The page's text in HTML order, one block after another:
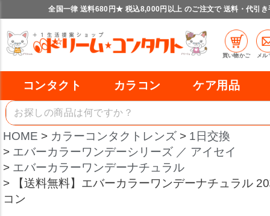
全国一律 送料680円★ 税込8,000円以上 のご注文で 送料・代引き
買い物かご メル
コンタクト カラコン ケア用品
HOME カラーコンタクトレンズ
1日交換
エバーカラーワンデーシリーズ ／ アイセイ
エバーカラーワンデーナチュラル
【送料無料】エバーカラーワンデーナチュラル
コン